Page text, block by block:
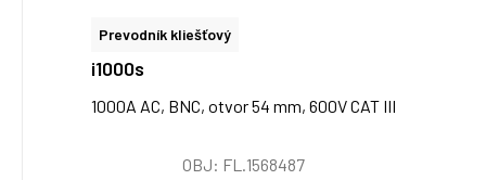
Prevodník kliešťový
i1000s
1000A AC, BNC, otvor 54 mm, 600V CAT III
OBJ: FL.1568487